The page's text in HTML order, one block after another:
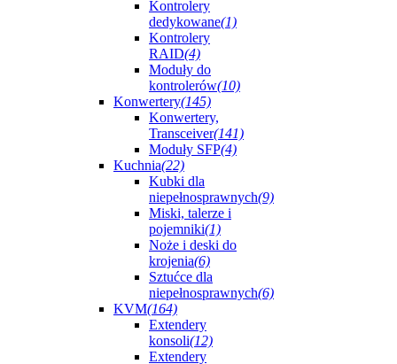
Kontrolery
dedykowane(1)
Kontrolery
RAID(4)
Moduły do
kontrolerów(10)
Konwertery(145)
Konwertery,
Transceiver(141)
Moduły SFP(4)
Kuchnia(22)
Kubki dla
niepełnosprawnych(9)
Miski, talerze i
pojemniki(1)
Noże i deski do
krojenia(6)
Sztućce dla
niepełnosprawnych(6)
KVM(164)
Extendery
konsoli(12)
Extendery